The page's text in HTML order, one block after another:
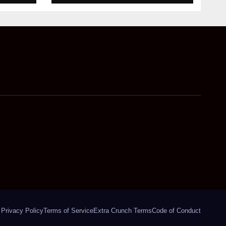
अहम निर्देश
Privacy PolicyTerms of ServiceExtra Crunch TermsCode of Conduct